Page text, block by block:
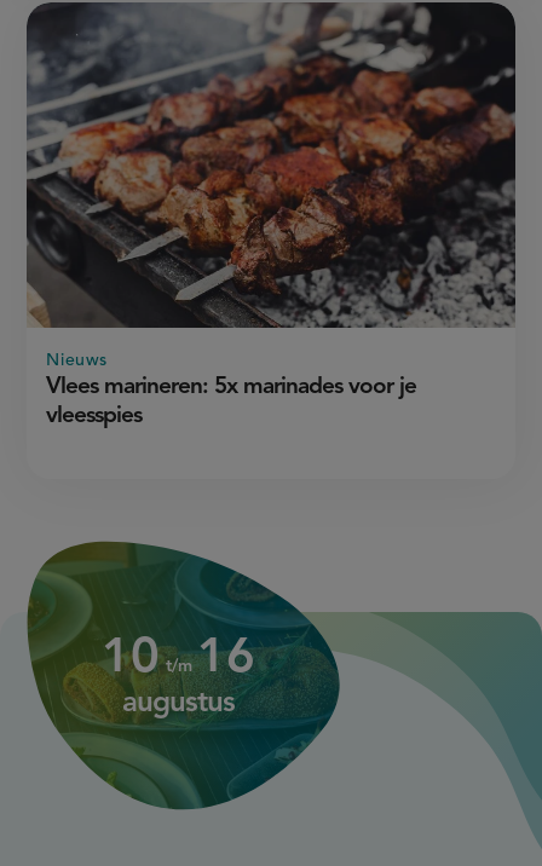
Vlees marineren: 5x marinades voor je
vleesspies
Nieuws
10
augustus
to
16
augustus
10 to
t/m 16
augustus